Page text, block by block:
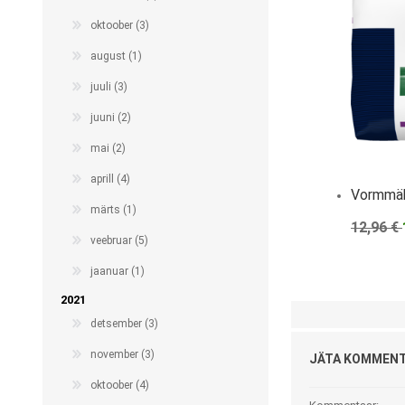
12,96 €
JÄTA
oktoober (3)
august (1)
juuli (3)
juuni (2)
mai (2)
aprill (4)
märts (1)
veebruar (5)
jaanuar (1)
2021
detsember (3)
november (3)
oktoober (4)